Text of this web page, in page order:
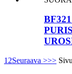
1 2Seuraava >>>